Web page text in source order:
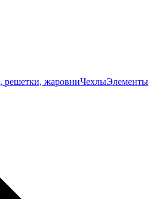
решетки, жаровниЧехлыЭлементы